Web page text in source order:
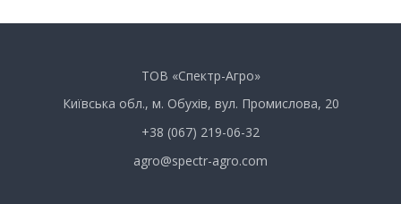
ТОВ «Спектр-Агро»
Київська обл., м. Обухів, вул. Промислова, 20
+38 (067) 219-06-32
agro@spectr-agro.com